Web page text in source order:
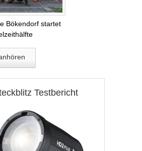
Bökendorf startet
Testbericht